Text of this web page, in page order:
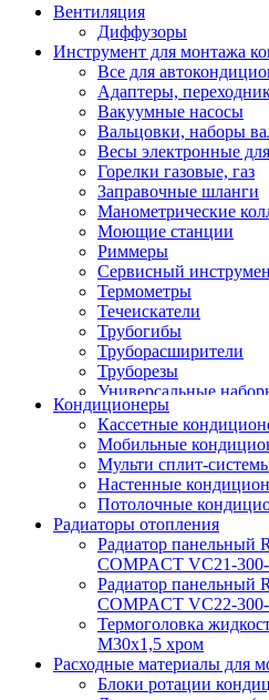
Вентиляция
Диффузоры
Инструмент для монтажа
Все для
Адаптеры,
Вакуумные насосы
Вальцовки, наборы
Весы электронные
Горелки газовые, газ
Заправочные шланги
Манометрические
Моющие станции
Риммеры
Сервисный
Термометры
Течеискатели
Трубогибы
Труборасширители
Труборезы
Универсальные
Кондиционеры
Кассетные
Мобильные
Мульти сплит-
Настенные
Потолочные
Радиаторы отопления
Радиатор панельный
COMPACT VC21-
Радиатор панельный
COMPACT VC22-
Термоголовка
M30х1,5 хром
Расходные материалы для
Блоки ротации